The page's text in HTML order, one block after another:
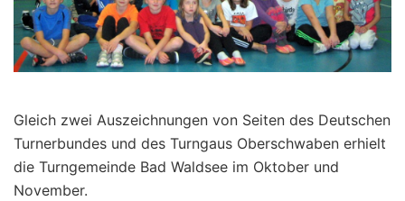
Gleich zwei Auszeichnungen von Seiten des Deutschen
Turnerbundes und des Turngaus Oberschwaben erhielt
die Turngemeinde Bad Waldsee im Oktober und
November.